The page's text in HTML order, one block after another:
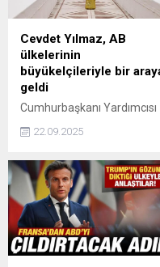
Cevdet Yılmaz, AB
ülkelerinin
büyükelçileriyle bir
geldi
Cumhurbaşkanı Yardımcısı
Birliği (AB) üyesi ülkelerin
Cumhurbaşkanlığı
Külliyesi'nde bir araya geldi.
22.09.2025